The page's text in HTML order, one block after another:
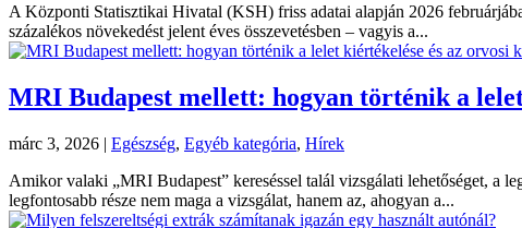
A Központi Statisztikai Hivatal (KSH) friss adatai alapján 2026
százalékos növekedést jelent éves összevetésben – vagyis a...
MRI Budapest mellett: hogyan történik a
márc 3, 2026 | Egészség, Egyéb kategória, Hírek
Amikor valaki „MRI Budapest” kereséssel talál vizsgálati lehetőséget, a
legfontosabb része nem maga a vizsgálat, hanem az, ahogyan a...